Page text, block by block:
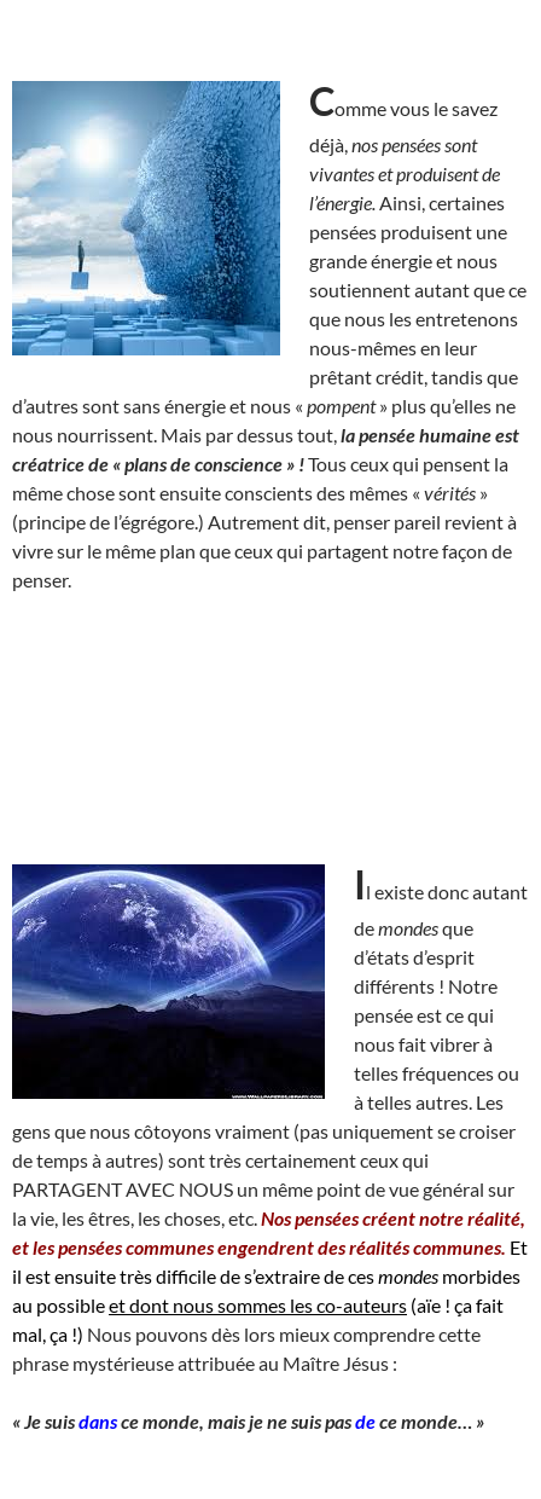
Comme vous le savez
déjà, nos pensées sont
vivantes et produisent de
l’énergie. Ainsi, certaines
pensées produisent une
grande énergie et nous
soutiennent autant que ce
que nous les entretenons
nous-mêmes en leur
prêtant crédit, tandis que
d’autres sont sans énergie et nous « pompent» plus qu’elles ne
nous nourrissent. Mais par dessus tout, la pensée humaine est
créatrice de « plans de conscience » !Tous ceux qui pensent la
même chose sont ensuite conscients des mêmes « vérités »
(principe de l’égrégore.) Autrement dit, penser pareil revient à
vivre sur le même plan que ceux qui partagent notre façon de
penser.
Il existe donc autant
demondesque
d’états d’esprit
différents ! Notre
pensée est ce qui
nous fait vibrer à
telles fréquences ou
à telles autres. Les
gens que nous côtoyons vraiment (pas uniquement se croiser
de temps à autres) sont très certainement ceux qui
PARTAGENT AVEC NOUS un même point de vue général sur
la vie, les êtres, les choses, etc. Nos pensées créent notre réalité,
et les pensées communes engendrent des réalités communes. Et
il est ensuite très difficile de s’extraire de cesmondes morbides
au possibleet dont nous sommes les co-auteurs (aïe ! ça fait
mal, ça !) Nous pouvons dès lors mieux comprendre cette
phrase mystérieuse attribuée au Maître Jésus :
« Je suisdansce monde, mais je ne suis pasdece monde… »